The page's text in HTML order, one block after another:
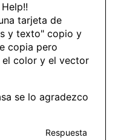
tarjeta de
y texto" copio y
copia pero
color y el vector
se lo agradezco
Respuesta